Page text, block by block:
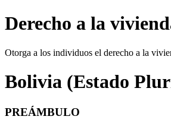
Derecho a la
Otorga a los individuos el derecho a la
Bolivia (Estado
PREÁMBULO